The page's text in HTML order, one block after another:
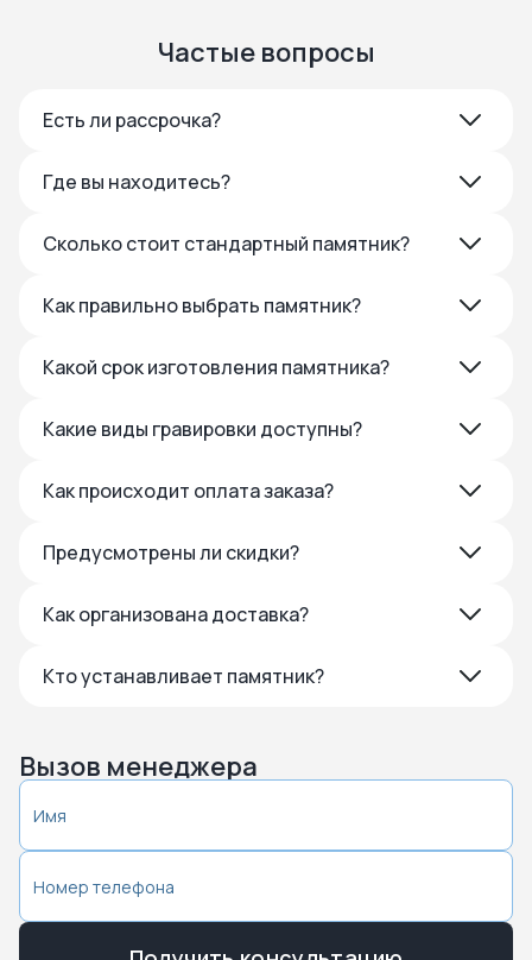
Частые вопросы
Есть ли рассрочка?
Где вы находитесь?
Сколько стоит стандартный памятник?
Как правильно выбрать памятник?
Какой срок изготовления памятника?
Какие виды гравировки доступны?
Как происходит оплата заказа?
Предусмотрены ли скидки?
Как организована доставка?
Кто устанавливает памятник?
Вызов менеджера